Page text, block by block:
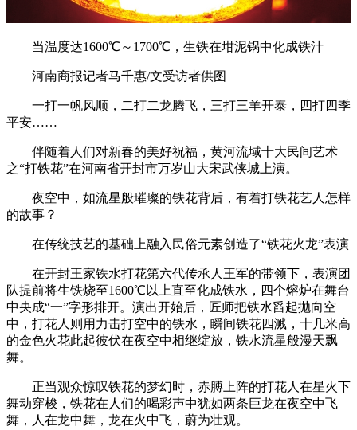
当温度达1600℃～1700℃，生铁在坩泥锅中化成铁汁
河南商报记者马千惠/文受访者供图
一打一帆风顺，二打二龙腾飞，三打三羊开泰，四打四季
平安……
伴随着人们对新春的美好祝福，黄河流域十大民间艺术
之“打铁花”在河南省开封市万岁山大宋武侠城上演。
夜空中，如流星般璀璨的铁花背后，有着打铁花艺人怎样
的故事？
在传统技艺的基础上融入民俗元素创造了“铁花火龙”表演
在开封王家铁水打花第六代传承人王军的带领下，表演团
队提前将生铁烧至1600℃以上直至化成铁水，四个熔炉在舞台
中央成“一”字形排开。演出开始后，匠师把铁水舀起抛向空
中，打花人则用力击打空中的铁水，瞬间铁花四溅，十几米高
的金色火花此起彼伏在夜空中相继绽放，铁水流星般漫天飘
舞。
正当观众惊叹铁花的梦幻时，赤膊上阵的打花人在星火下
舞动穿梭，铁花在人们的喝彩声中犹如两条巨龙在夜空中飞
舞，人在龙中舞，龙在火中飞，蔚为壮观。